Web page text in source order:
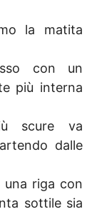
la matita
con un
più interna
scure va
dalle
una riga con
sottile sia